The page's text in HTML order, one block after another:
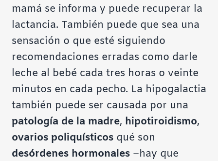
mamá se informa y puede recuperar la
lactancia. También puede que sea una
sensación o que esté siguiendo
recomendaciones erradas como darle
leche al bebé cada tres horas o veinte
minutos en cada pecho. La hipogalactia
también puede ser causada por una
patología de la madre, hipotiroidismo,
ovarios poliquísticos qué son
desórdenes hormonales –hay que